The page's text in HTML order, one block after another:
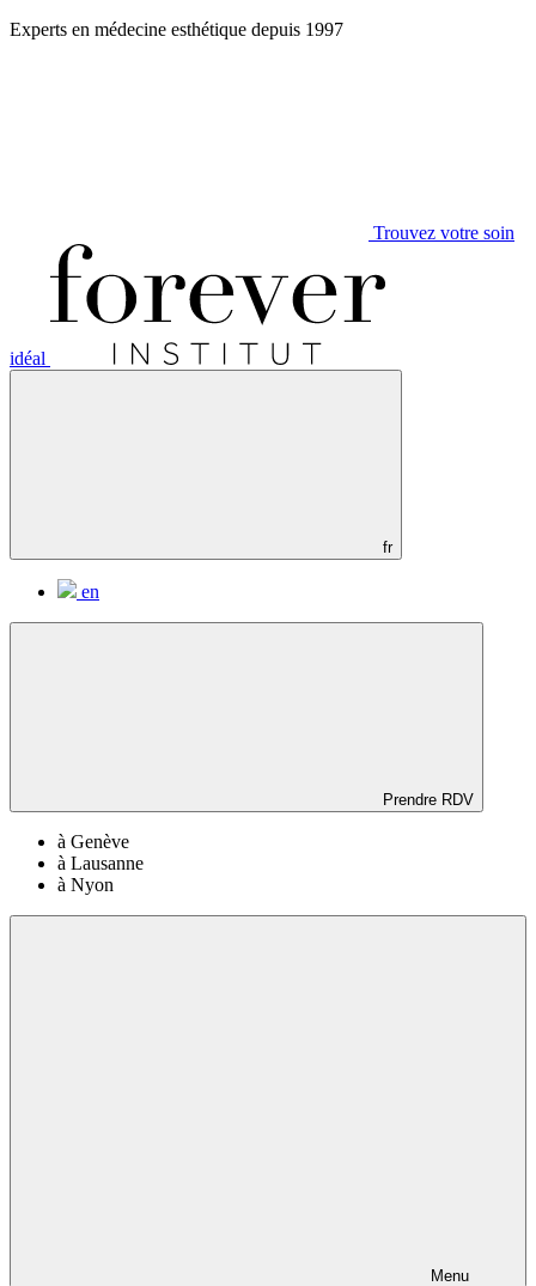
Aller
Experts en médecine esthétique depuis 1997
Trouvez votre soin
idéal
fr
en
Prendre RDV
à Genève
à Lausanne
à Nyon
Menu